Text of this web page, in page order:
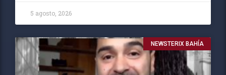
5 agosto, 2026
NEWSTERIX BAHÍA